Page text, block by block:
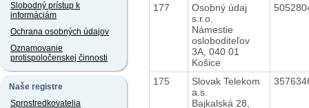
Slobodný prístup k
informáciám
Ochrana osobných údajov
Oznamovanie
protispoločenskej činnosti
Naše registre
Sprostredkovatelia
177
Osobný údaj
s.r.o.
Námestie
osloboditeľov
3A, 040 01
Košice
175
Slovak Telekom
a.s.
Bajkalská 28,